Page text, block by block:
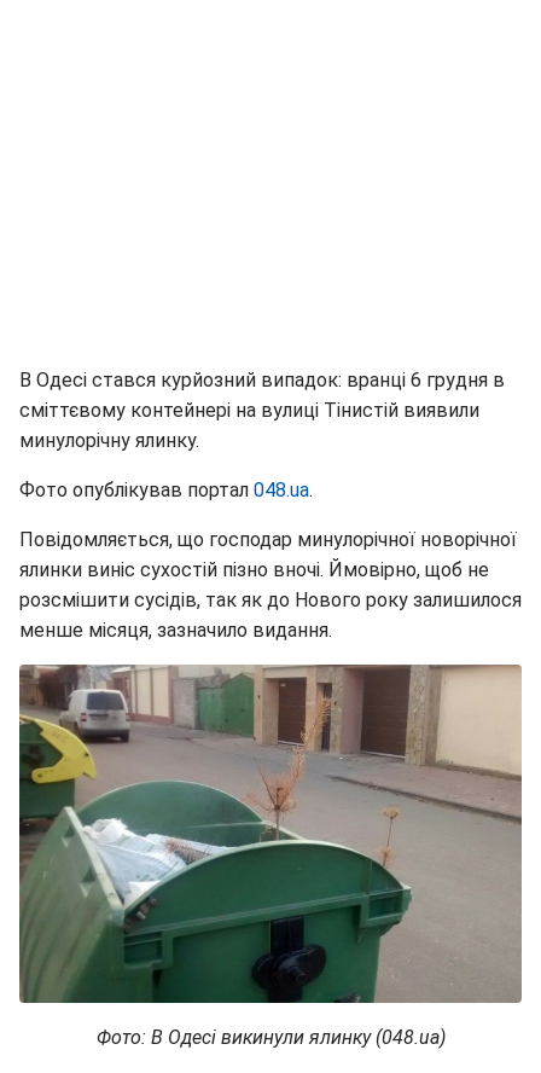
В Одесі стався курйозний випадок: вранці 6 грудня в
сміттєвому контейнері на вулиці Тінистій виявили
минулорічну ялинку.
Фото опублікував портал 048.ua.
Повідомляється, що господар минулорічної новорічної
ялинки виніс сухостій пізно вночі. Ймовірно, щоб не
розсмішити сусідів, так як до Нового року залишилося
менше місяця, зазначило видання.
Фото: В Одесі викинули ялинку (048.ua)